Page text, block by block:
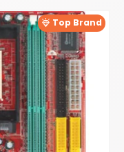
Top Brand